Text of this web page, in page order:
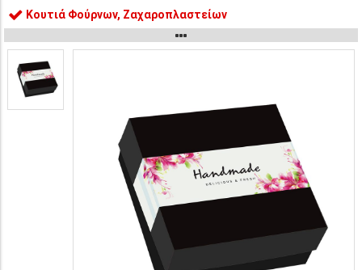
Κουτιά Φούρνων, Ζαχαροπλαστείων